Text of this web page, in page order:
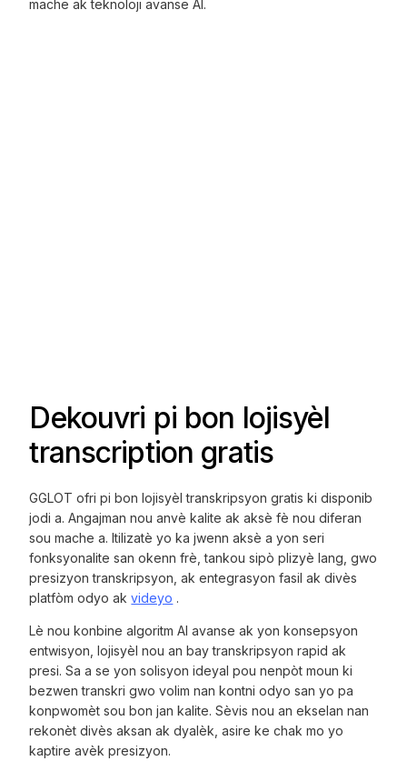
mache ak teknoloji avanse AI.
Dekouvri pi bon lojisyèl
transcription gratis
GGLOT ofri pi bon lojisyèl transkripsyon gratis ki disponib
jodi a. Angajman nou anvè kalite ak aksè fè nou diferan
sou mache a. Itilizatè yo ka jwenn aksè a yon seri
fonksyonalite san okenn frè, tankou sipò plizyè lang, gwo
presizyon transkripsyon, ak entegrasyon fasil ak divès
platfòm odyo akvideyo .
Lè nou konbine algoritm AI avanse ak yon konsepsyon
entwisyon, lojisyèl nou an bay transkripsyon rapid ak
presi. Sa a se yon solisyon ideyal pou nenpòt moun ki
bezwen transkri gwo volim nan kontni odyo san yo pa
konpwomèt sou bon jan kalite. Sèvis nou an ekselan nan
rekonèt divès aksan ak dyalèk, asire ke chak mo yo
kaptire avèk presizyon.